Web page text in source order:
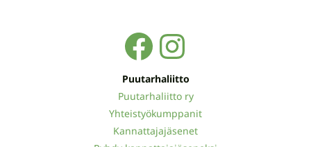
Facebook
Puutarhaliitto
Puutarhaliitto ry
Yhteistyökumppanit
Kannattajajäsenet